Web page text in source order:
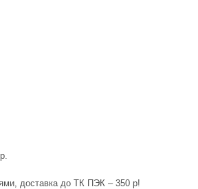
доставка до ТК ПЭК – 350 р!